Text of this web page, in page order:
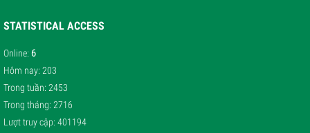
STATISTICAL ACCESS
Online: 6
Hôm nay: 203
Trong tuần: 2453
Trong tháng: 2716
Lượt truy cập: 401194